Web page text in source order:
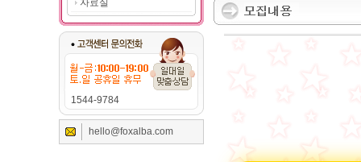
자료실
1544-9784
hello@foxalba.com